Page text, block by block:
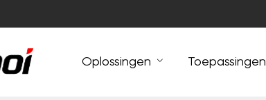
Oplossingen Toepassingen